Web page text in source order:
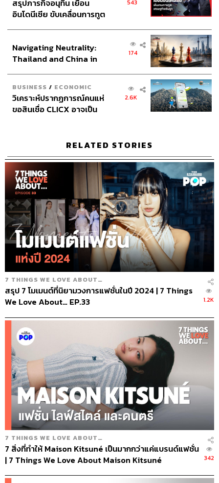
ABOUT THE HOST
ALL THINGS THAT SHAPE AND SHIFT
CULTURE. Instagram / Facebook / Twitter :
thestandardpop
สรุปภารกิจอนุทิน เยือน
อินโดนีเซีย ขับเคลื่อนการทูต
อินโดนีเซีย
543
Navigating Neutrality:
Thailand and China in
174
BUSINESS / ECONOMIC
วิเคราะห์ปรากฏการณ์คนแห่
ขอสินเชื่อ CLICX อาจเป็น
2.6K
RELATED STORIES
7 THINGS WE LOVE ABOUT…
สรุป 7 โมเมนต์ที่นิยามวงการแฟชั่นในปี 2024 | 7 Things
We Love About… EP.33
1.2K
7 THINGS WE LOVE ABOUT…
7 สิ่งที่ทำให้ Maison Kitsuné เป็นมากกว่าแค่แบรนด์แฟชั่น
| 7 Things We Love About Maison Kitsuné
342